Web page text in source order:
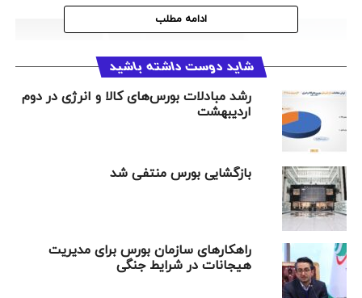
ادامه مطلب
شاید دوست داشته باشید
رشد مبادلات بورس‌های کالا و انرژی در دوم
اردیبهشت
بازگشایی بورس منتفی شد
راهکارهای سازمان بورس برای مدیریت
هیجانات در شرایط جنگی